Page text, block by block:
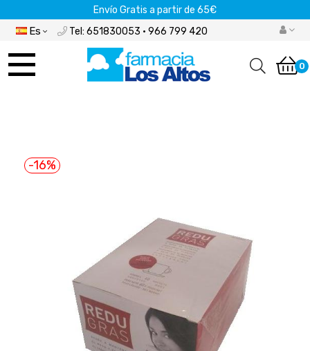
Envío Gratis a partir de 65€
Es Tel: 651830053 · 966 799 420
Navegación 0
-16%